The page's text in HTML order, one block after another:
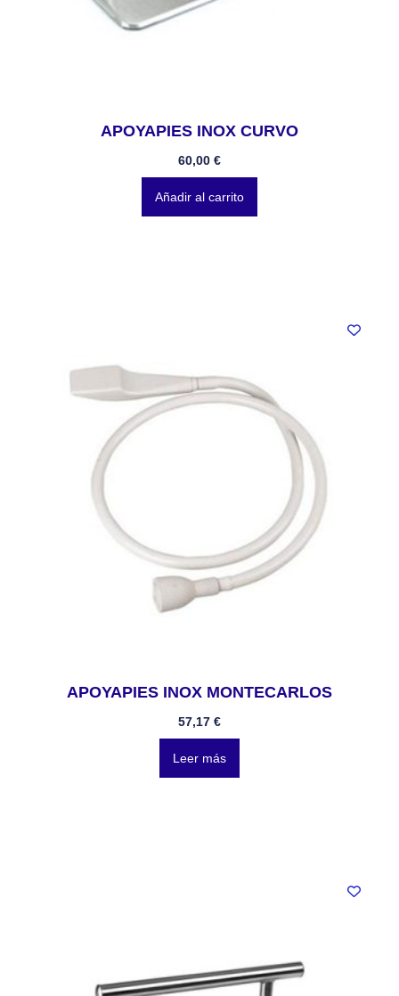
APOYAPIES INOX CURVO
60,00 €
Añadir al carrito
APOYAPIES INOX MONTECARLOS
57,17 €
Leer más